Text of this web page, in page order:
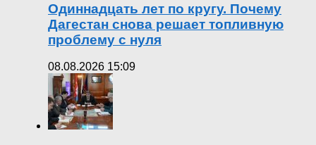
Одиннадцать лет по кругу. Почему
Дагестан снова решает топливную
проблему с нуля
08.08.2026 15:09